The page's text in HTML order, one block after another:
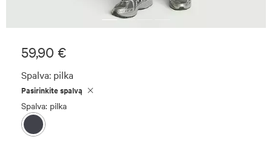
59,90 €
Spalva: pilka
Pasirinkite spalvą
Spalva: pilka